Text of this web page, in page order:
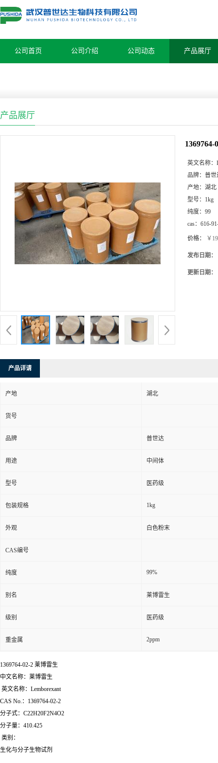
公司首页 公司介绍 公司动态 产品展厅
产品展厅
英文名称：
品牌： 普世
产地： 湖北
型号： 1kg
纯度： 99
cas： 616-
价格： ￥
发布日期：
更新日期：
产品详请
产地 湖北
货号
品牌 普世达
用途 中间体
型号 医药级
包装规格 1kg
外观 白色粉末
CAS编号
纯度 99%
别名 莱博雷生
级别 医药级
重金属 2ppm
1369764-02-2 莱博雷生
中文名称：莱博雷生
英文名称：Lemborexant
CAS No.：1369764-02-2
分子式：C22H20F2N4O2
分子量：410.425
类别：
生化与分子生物试剂